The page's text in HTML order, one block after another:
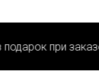
при заказе от 15